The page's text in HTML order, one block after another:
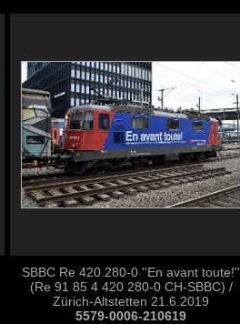
SBBC Re 420.280-0 ''En avant toute!''
(Re 91 85 4 420 280-0 CH-SBBC) /
Zürich-Altstetten 21.6.2019
5579-0006-210619